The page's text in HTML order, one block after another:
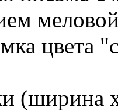
цвета
(ширина